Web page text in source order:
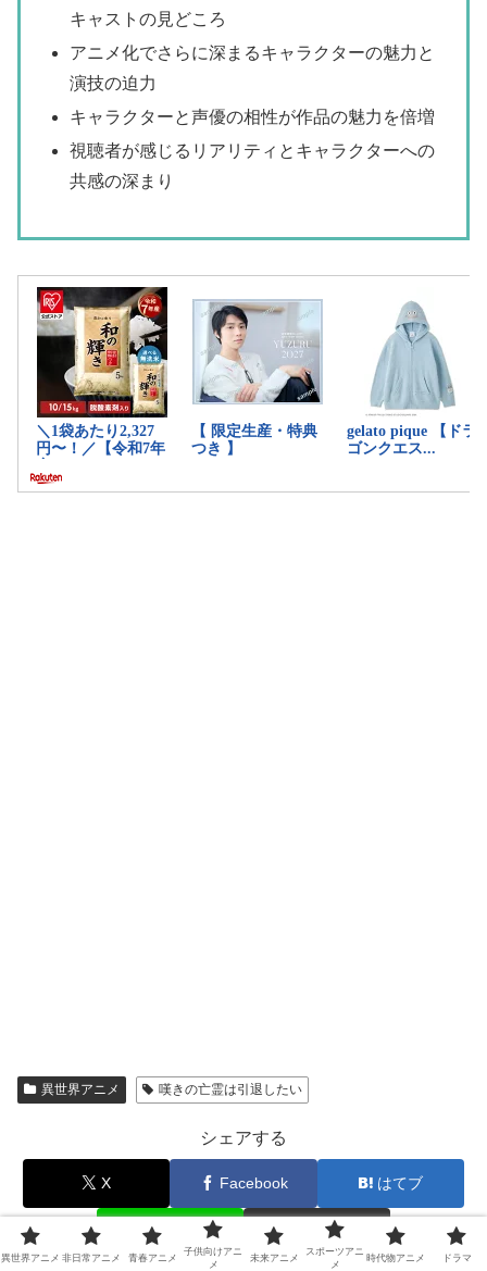
キャストの見どころ
アニメ化でさらに深まるキャラクターの魅力と
演技の迫力
キャラクターと声優の相性が作品の魅力を倍増
視聴者が感じるリアリティとキャラクターへの
共感の深まり
異世界アニメ 嘆きの亡霊は引退したい
シェアする
X Facebook はてブ
コピー
異世界アニメ 非日常アニメ 青春アニメ
子供向けアニ
メ
未来アニメ
スポーツアニ
メ
時代物アニメ ドラマ